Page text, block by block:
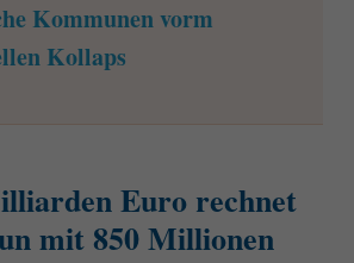
Kommunen vorm
Kollaps
Euro rechnet
mit 850 Millionen